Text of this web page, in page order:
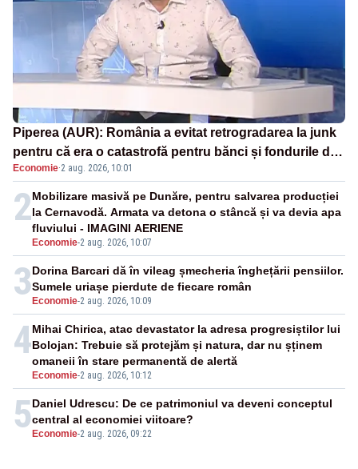
Piperea (AUR): România a evitat retrogradarea la junk
pentru că era o catastrofă pentru bănci și fondurile de
pensii
Economie·2 aug. 2026, 10:01
2
Economie-2 aug. 2026, 10:07
Mobilizare masivă pe Dunăre, pentru salvarea producției
la Cernavodă. Armata va detona o stâncă și va devia apa
fluviului - IMAGINI AERIENE
3 Economie-2 aug. 2026, 10:09
Dorina Barcari dă în vileag șmecheria înghețării pensiilor.
Sumele uriașe pierdute de fiecare român
4
Economie-2 aug. 2026, 10:12
Mihai Chirica, atac devastator la adresa progresiștilor lui
Bolojan: Trebuie să protejăm și natura, dar nu șținem
omaneii în stare permanentă de alertă
5 Economie-2 aug. 2026, 09:22
Daniel Udrescu: De ce patrimoniul va deveni conceptul
central al economiei viitoare?